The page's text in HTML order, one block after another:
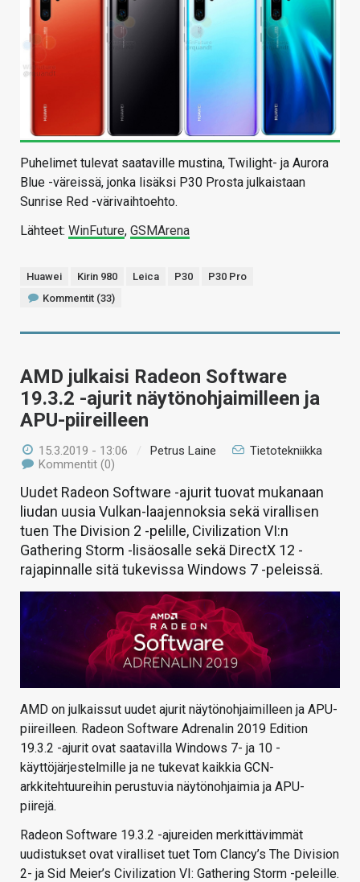
Puhelimet tulevat saataville mustina, Twilight- ja Aurora
Blue -väreissä, jonka lisäksi P30 Prosta julkaistaan
Sunrise Red -värivaihtoehto.
Lähteet: WinFuture, GSMArena
Huawei Kirin 980 Leica P30
P30 Pro
Kommentit (33)
AMD julkaisi Radeon Software
19.3.2 -ajurit näytönohjaimilleen ja
APU-piireilleen
15.3.2019 - 13:06 / Petrus Laine
Tietotekniikka
Kommentit (0)
Uudet Radeon Software -ajurit tuovat mukanaan
liudan uusia Vulkan-laajennoksia sekä virallisen
tuen The Division 2 -pelille, Civilization VI:n
Gathering Storm -lisäosalle sekä DirectX 12 -
rajapinnalle sitä tukevissa Windows 7 -peleissä.
AMD on julkaissut uudet ajurit näytönohjaimilleen ja APU-
piireilleen. Radeon Software Adrenalin 2019 Edition
19.3.2 -ajurit ovat saatavilla Windows 7- ja 10 -
käyttöjärjestelmille ja ne tukevat kaikkia GCN-
arkkitehtuureihin perustuvia näytönohjaimia ja APU-
piirejä.
Radeon Software 19.3.2 -ajureiden merkittävimmät
uudistukset ovat viralliset tuet Tom Clancy’s The Division
2- ja Sid Meier’s Civilization VI: Gathering Storm -peleille.